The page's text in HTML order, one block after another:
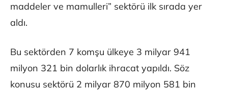
maddeler ve mamulleri” sektörü ilk sırada yer
aldı.
Bu sektörden 7 komşu ülkeye 3 milyar 941
milyon 321 bin dolarlık ihracat yapıldı. Söz
konusu sektörü 2 milyar 870 milyon 581 bin